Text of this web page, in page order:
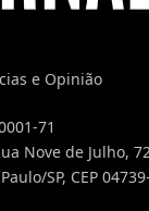
e Opinião
71
Nove de Julho,
SP, CEP